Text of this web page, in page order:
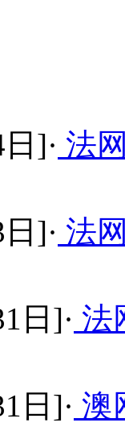
]· 法
]· 法
日]· 法
日]· 澳